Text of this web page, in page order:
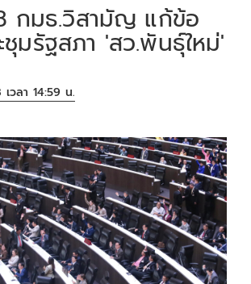
กมธ.วิสามัญ แก้ข้อ
มรัฐสภา 'สว.พันธุ์ใหม่'
วลา 14:59 น.